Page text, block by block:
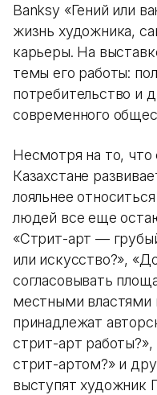
Banksy «Гений или
жизнь художника,
карьеры. На
темы его работы:
потребительство и
современного
Несмотря на то, что
Казахстане
лояльнее
людей все еще
«Стрит-арт —
или искусство?»,
согласовывать
местными властями
принадлежат
стрит-арт
стрит-артом?» и
выступят художник